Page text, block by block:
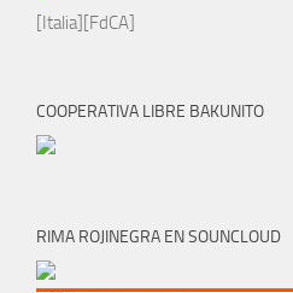
[Italia][FdCA]
COOPERATIVA LIBRE BAKUNITO
RIMA ROJINEGRA EN SOUNCLOUD